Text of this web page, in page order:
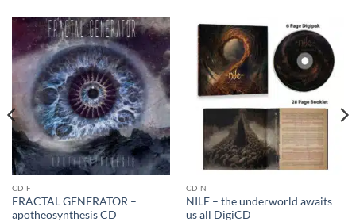
CD F
FRACTAL GENERATOR –
apotheosynthesis CD
CD N
NILE – the underworld awaits
us all DigiCD